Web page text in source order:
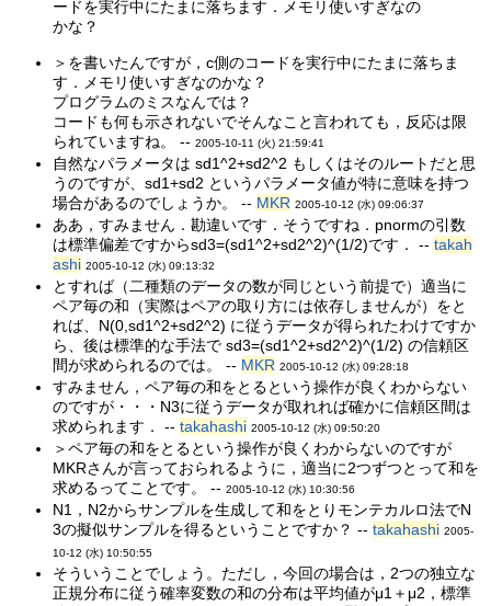
ードを実行中にたまに落ちます．メモリ使いすぎなの
かな？
＞を書いたんですが，c側のコードを実行中にたまに落ちま
す．メモリ使いすぎなのかな？
プログラムのミスなんでは？
コードも何も示されないでそんなこと言われても，反応は限
られていますね。 --2005-10-11 (火) 21:59:41
自然なパラメータは sd1^2+sd2^2 もしくはそのルートだと思
うのですが、sd1+sd2 というパラメータ値が特に意味を持つ
場合があるのでしょうか。 -- MKR 2005-10-12 (水) 09:06:37
ああ，すみません．勘違いです．そうですね．pnormの引数
は標準偏差ですからsd3=(sd1^2+sd2^2)^(1/2)です． --takah
ashi 2005-10-12 (水) 09:13:32
とすれば（二種類のデータの数が同じという前提で）適当に
ペア毎の和（実際はペアの取り方には依存しませんが）をと
れば、N(0,sd1^2+sd2^2) に従うデータが得られたわけですか
ら、後は標準的な手法で sd3=(sd1^2+sd2^2)^(1/2) の信頼区
間が求められるのでは。 -- MKR 2005-10-12 (水) 09:28:18
すみません，ペア毎の和をとるという操作が良くわからない
のですが・・・N3に従うデータが取れれば確かに信頼区間は
求められます． --takahashi 2005-10-12 (水) 09:50:20
＞ペア毎の和をとるという操作が良くわからないのですが
MKRさんが言っておられるように，適当に2つずつとって和を
求めるってことです。 --2005-10-12 (水) 10:30:56
N1，N2からサンプルを生成して和をとりモンテカルロ法でN
3の擬似サンプルを得るということですか？ --takahashi 2005-
10-12 (水) 10:50:55
そういうことでしょう。ただし，今回の場合は，2つの独立な
正規分布に従う確率変数の和の分布は平均値がμ1＋μ2，標準